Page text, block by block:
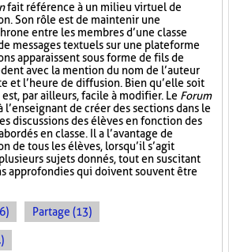
fait référence à un milieu virtuel de
Son rôle est de maintenir une
entre les membres d’une classe
messages textuels sur une plateforme
apparaissent sous forme de fils de
avec la mention du nom de l’auteur
et l’heure de diffusion. Bien qu’elle soit
par ailleurs, facile à modifier. Le Forum
de créer des sections dans le
discussions des élèves en fonction des
en classe. Il a l’avantage de
de tous les élèves, lorsqu’il s’agit
sujets donnés, tout en suscitant
approfondies qui doivent souvent être
Partage (13)